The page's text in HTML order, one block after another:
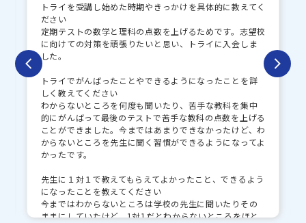
トライを受講し始めた時期やきっかけを具体的に教えてく
ださい
定期テストの数学と理科の点数を上げるためです。志望校
に向けての対策を頑張りたいと思い、トライに入会しま
した。
トライでがんばったことやできるようになったことを詳
しく教えてください
わからないところを何度も聞いたり、苦手な教科を集中
的にがんばって最後のテストで苦手な教科の点数を上げる
ことができました。今まではあまりできなかったけど、わ
からないところを先生に聞く習慣ができるようになってよ
かったです。
先生に１対１で教えてもらえてよかったこと、できるよう
になったことを教えてください
今まではわからないところは学校の先生に聞いたりその
ままにしていたけど、1対1だとわからないところをほと